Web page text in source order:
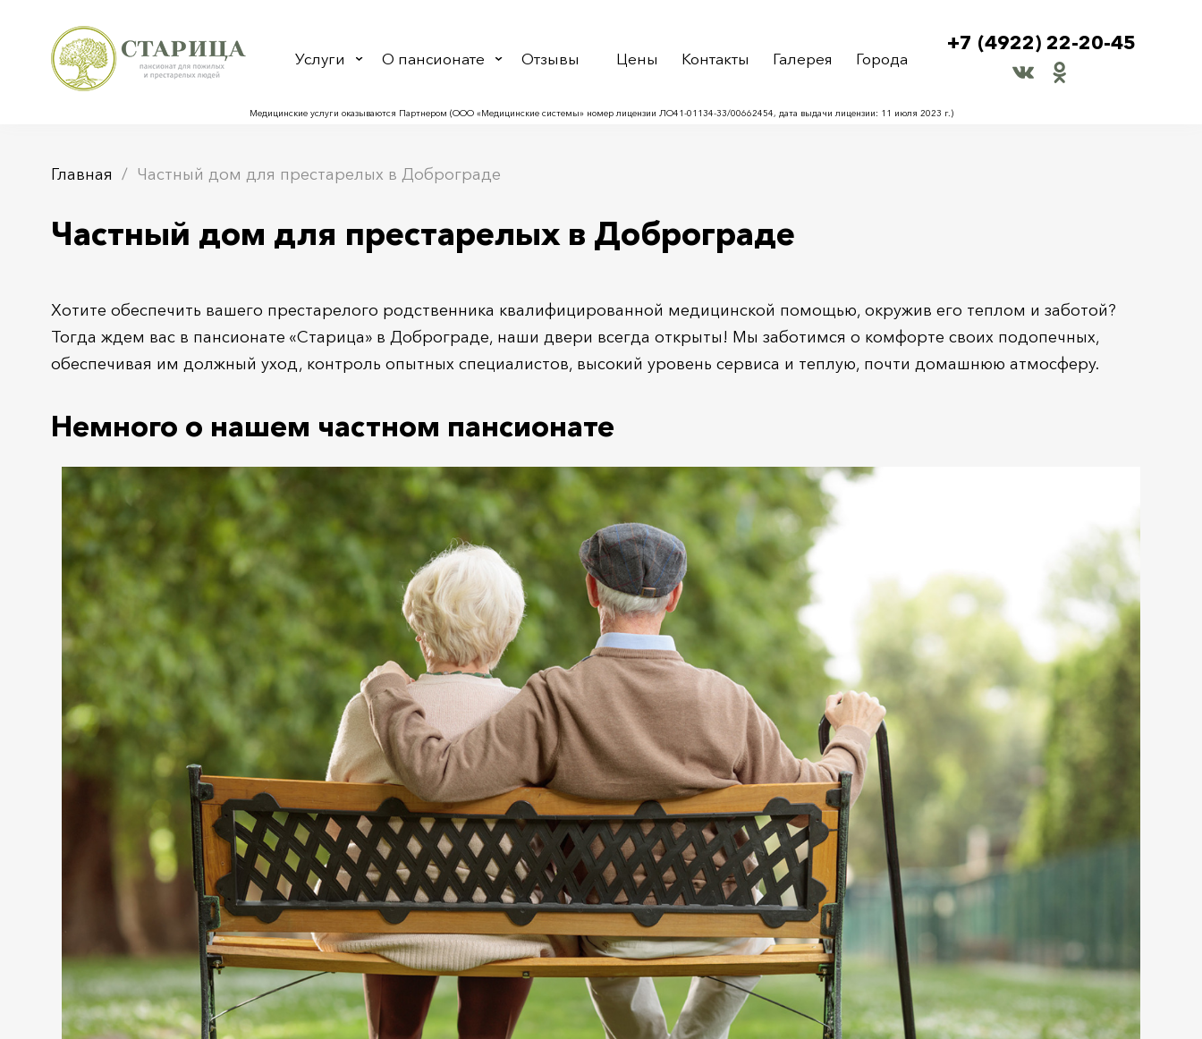
Услуги О пансионате Отзывы Цены Контакты Галерея Города
+7 (4922) 22-20-45
Медицинские услуги оказываются Партнером (ООО «Медицинские системы» номер лицензии ЛО41-01134-33/00662454, дата выдачи лицензии: 11 июля 2023 г.)
Главная Частный дом для престарелых в Доброграде
Частный дом для престарелых в Доброграде
Хотите обеспечить вашего престарелого родственника квалифицированной медицинской помощью, окружив его теплом и заботой?
Тогда ждем вас в пансионате «Старица» в Доброграде, наши двери всегда открыты! Мы заботимся о комфорте своих подопечных,
обеспечивая им должный уход, контроль опытных специалистов, высокий уровень сервиса и теплую, почти домашнюю атмосферу.
Немного о нашем частном пансионате